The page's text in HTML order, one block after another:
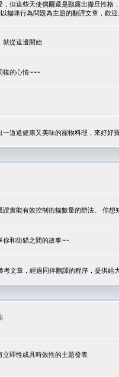
但這些天使偶爾還是顯露出撒旦性
貓咪行為問題為主題的翻譯文章，歡迎
就從這邊開始
樣的心情~~~
道道健康又美味的寵物料理，來好好
實能有效控制街貓數量的辦法。 你想
你和街貓之間的故事~~
文章，經過同伴翻譯的程序，提供給
立即性或具時效性的主題發表